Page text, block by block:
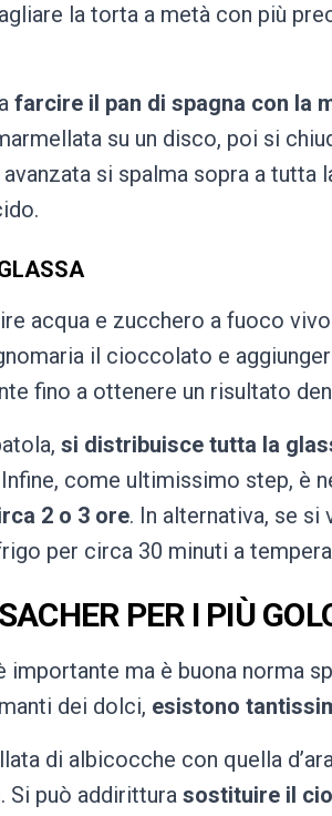
la torta a metà con più
farcire il pan di spagna con la
su un disco, poi si
si spalma sopra a
acqua e zucchero a fuoco
il cioccolato e
fino a ottenere un risultato
si distribuisce tutta la
come ultimissimo step, è
2 o 3 ore. In alternativa, se
per circa 30 minuti a
PER I PIÙ
ma è buona norma
dei dolci, esistono
di albicocche con quella
può addirittura sostituire il